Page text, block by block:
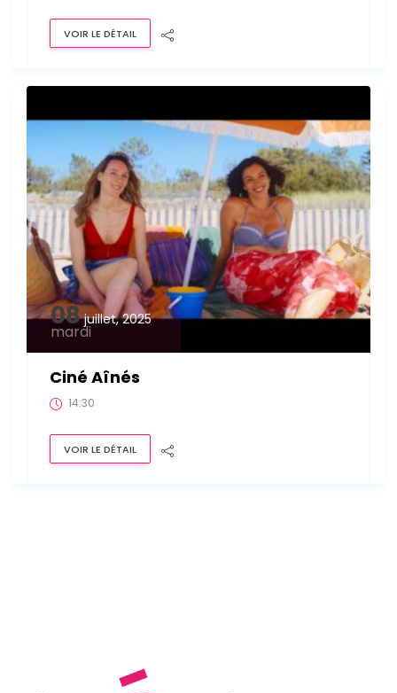
VOIR LE DÉTAIL
08 juillet, 2025
mardi
Ciné Aînés
14:30
VOIR LE DÉTAIL